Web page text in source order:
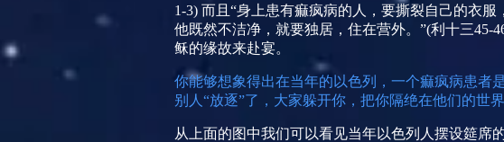
1-3) 而且“身上患有痲疯病的人，要撕裂自己的衣服
他既然不洁净，就要独居，住在营外。”(利十三45-
稣的缘故来赴宴。
你能够想象得出在当年的以色列，一个痲疯病患者
别人“放逐”了，大家躲开你，把你隔绝在他们的世
从上面的图中我们可以看见当年以色列人摆设筵席